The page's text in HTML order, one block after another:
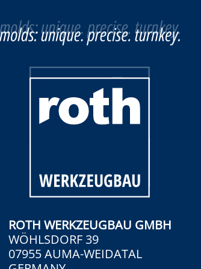
ROTH WERKZEUGBAU GMBH
WÖHLSDORF 39
07955 AUMA-WEIDATAL